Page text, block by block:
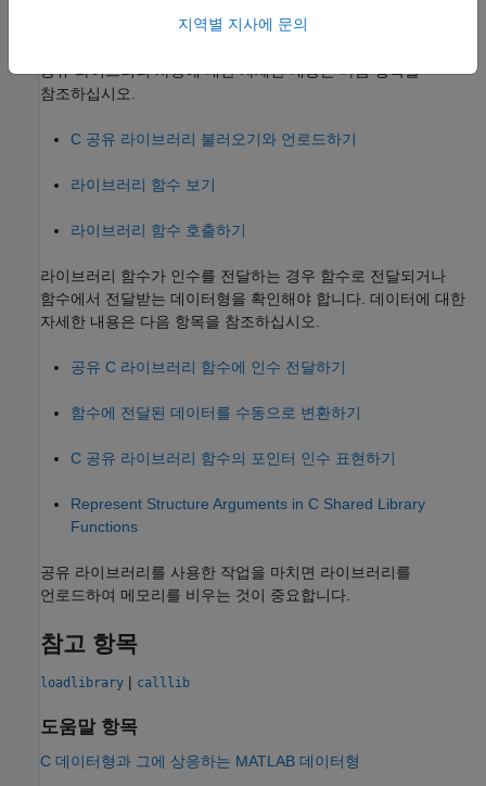
데이터형을 변환해 줍니다.
공유 라이브러리 사용에 대한 자세한 내용은 다음 항목을
참조하십시오.
C 공유 라이브러리 불러오기와 언로드하기
라이브러리 함수 보기
라이브러리 함수 호출하기
라이브러리 함수가 인수를 전달하는 경우 함수로 전달되거나
함수에서 전달받는 데이터형을 확인해야 합니다. 데이터에 대한
자세한 내용은 다음 항목을 참조하십시오.
공유 C 라이브러리 함수에 인수 전달하기
함수에 전달된 데이터를 수동으로 변환하기
C 공유 라이브러리 함수의 포인터 인수 표현하기
Represent Structure Arguments in C Shared Library
Functions
공유 라이브러리를 사용한 작업을 마치면 라이브러리를
언로드하여 메모리를 비우는 것이 중요합니다.
참고 항목
loadlibrary | calllib
도움말 항목
C 데이터형과 그에 상응하는 MATLAB 데이터형
지역별 지사에 문의